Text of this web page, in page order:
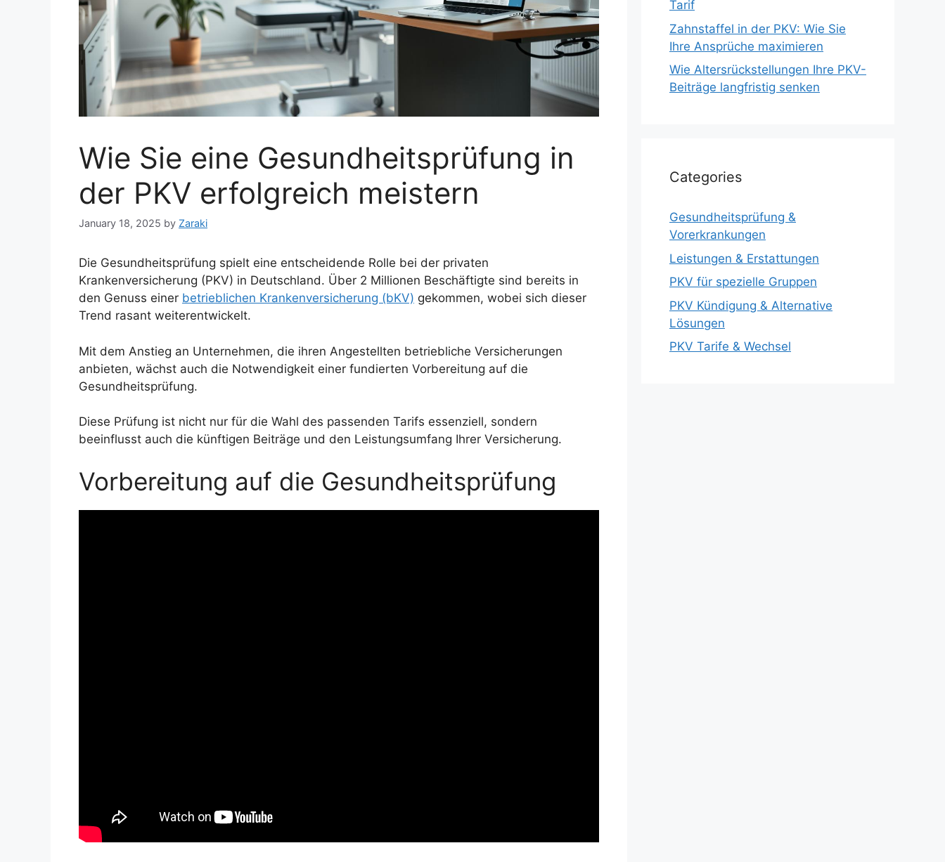
Wie Sie eine Gesundheitsprüfung in
der PKV erfolgreich meistern
January 18, 2025 by Zaraki
Die Gesundheitsprüfung spielt eine entscheidende Rolle bei der privaten
Krankenversicherung (PKV) in Deutschland. Über 2 Millionen Beschäftigte sind bereits in
den Genuss einer betrieblichen Krankenversicherung (bKV) gekommen, wobei sich dieser
Trend rasant weiterentwickelt.
Mit dem Anstieg an Unternehmen, die ihren Angestellten betriebliche Versicherungen
anbieten, wächst auch die Notwendigkeit einer fundierten Vorbereitung auf die
Gesundheitsprüfung.
Diese Prüfung ist nicht nur für die Wahl des passenden Tarifs essenziell, sondern
beeinflusst auch die künftigen Beiträge und den Leistungsumfang Ihrer Versicherung.
Vorbereitung auf die Gesundheitsprüfung
Tarif
Zahnstaffel in der PKV: Wie Sie
Ihre Ansprüche maximieren
Wie Altersrückstellungen Ihre PKV-
Beiträge langfristig senken
Categories
Gesundheitsprüfung &
Vorerkrankungen
Leistungen & Erstattungen
PKV für spezielle Gruppen
PKV Kündigung & Alternative
Lösungen
PKV Tarife & Wechsel